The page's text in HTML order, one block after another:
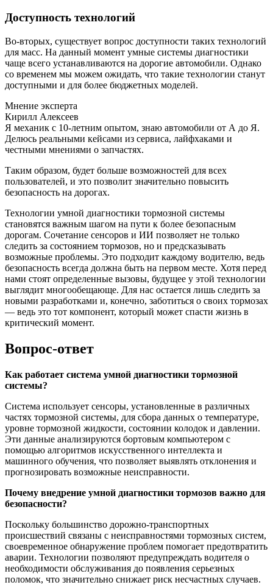
Доступность технологий
Во-вторых, существует вопрос доступности таких технологий
для масс. На данный момент умные системы диагностики
чаще всего устанавливаются на дорогие автомобили. Однако
со временем мы можем ожидать, что такие технологии станут
доступными и для более бюджетных моделей.
Мнение эксперта
Кирилл Алексеев
Я механик с 10-летним опытом, знаю автомобили от А до Я.
Делюсь реальными кейсами из сервиса, лайфхаками и
честными мнениями о запчастях.
Таким образом, будет больше возможностей для всех
пользователей, и это позволит значительно повысить
безопасность на дорогах.
Технологии умной диагностики тормозной системы
становятся важным шагом на пути к более безопасным
дорогам. Сочетание сенсоров и ИИ позволяет не только
следить за состоянием тормозов, но и предсказывать
возможные проблемы. Это подходит каждому водителю, ведь
безопасность всегда должна быть на первом месте. Хотя перед
нами стоят определенные вызовы, будущее у этой технологии
выглядит многообещающе. Для нас остается лишь следить за
новыми разработками и, конечно, заботиться о своих тормозах
— ведь это тот компонент, который может спасти жизнь в
критический момент.
Вопрос-ответ
Как работает система умной диагностики тормозной
системы?
Система использует сенсоры, установленные в различных
частях тормозной системы, для сбора данных о температуре,
уровне тормозной жидкости, состоянии колодок и давлении.
Эти данные анализируются бортовым компьютером с
помощью алгоритмов искусственного интеллекта и
машинного обучения, что позволяет выявлять отклонения и
прогнозировать возможные неисправности.
Почему внедрение умной диагностики тормозов важно для
безопасности?
Поскольку большинство дорожно-транспортных
происшествий связаны с неисправностями тормозных систем,
своевременное обнаружение проблем помогает предотвратить
аварии. Технологии позволяют предупреждать водителя о
необходимости обслуживания до появления серьезных
поломок, что значительно снижает риск несчастных случаев.